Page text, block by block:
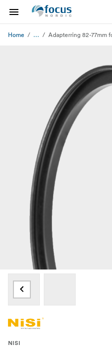
Home ... Adapterring 82-77mm
NISI